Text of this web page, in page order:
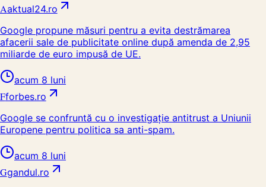
Aaktual24.ro
Google propune măsuri pentru a evita destrămarea
afacerii sale de publicitate online după amenda de 2,95
miliarde de euro impusă de UE.
acum 8 luni
Fforbes.ro
Google se confruntă cu o investigație antitrust a Uniunii
Europene pentru politica sa anti-spam.
acum 8 luni
Ggandul.ro